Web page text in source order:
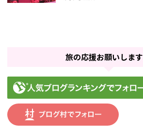
旅の応援お願いします